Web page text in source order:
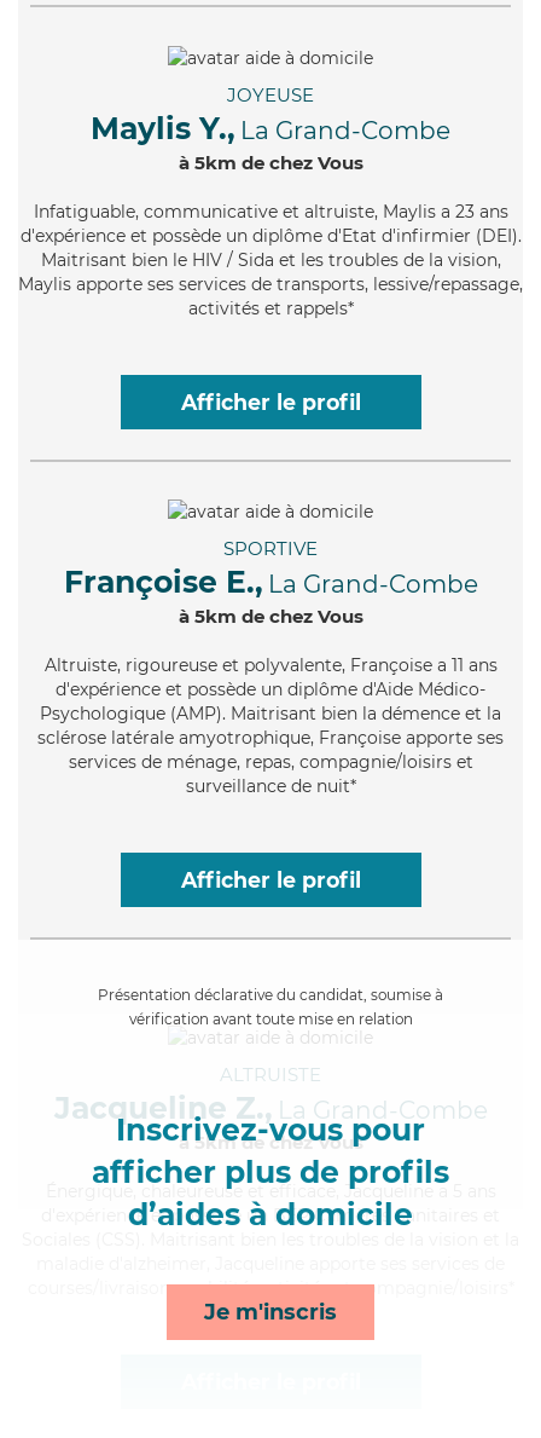
JOYEUSE
Maylis Y., La Grand-Combe
à 5km de chez Vous
Infatiguable, communicative et altruiste, Maylis a 23 ans
d'expérience et possède un diplôme d'Etat d'infirmier (DEI).
Maitrisant bien le HIV / Sida et les troubles de la vision,
Maylis apporte ses services de transports, lessive/repassage,
activités et rappels*
Afficher le profil
SPORTIVE
Françoise E., La Grand-Combe
à 5km de chez Vous
Altruiste, rigoureuse et polyvalente, Françoise a 11 ans
d'expérience et possède un diplôme d'Aide Médico-
Psychologique (AMP). Maitrisant bien la démence et la
sclérose latérale amyotrophique, Françoise apporte ses
services de ménage, repas, compagnie/loisirs et
surveillance de nuit*
Afficher le profil
Présentation déclarative du candidat, soumise à
vérification avant toute mise en relation
Inscrivez-vous pour
afficher plus de profils
d’aides à domicile
Je m'inscris
ALTRUISTE
Jacqueline Z., La Grand-Combe
à 5km de chez Vous
, chaleureuse et efficace, Jacqueline a 5 ans
d'expérience et possède un BEP Carrières Sanitaires et
courses/livraison, mobilité, activités et compagnie/loisirs*